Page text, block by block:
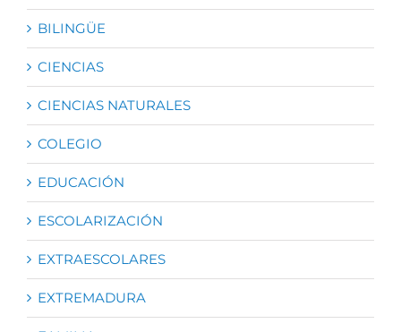
BILINGÜE
CIENCIAS
CIENCIAS NATURALES
COLEGIO
EDUCACIÓN
ESCOLARIZACIÓN
EXTRAESCOLARES
EXTREMADURA